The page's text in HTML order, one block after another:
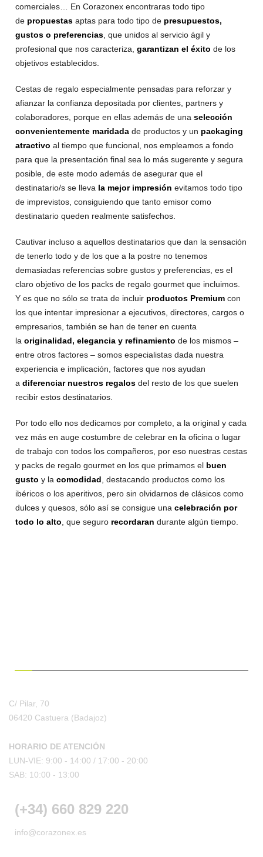
comerciales… En Corazonex encontraras todo tipo
de propuestasaptas para todo tipo de presupuestos,
gustos o preferencias , que unidos al servicio ágil y
profesional que nos caracteriza,garantizan el éxito de los
objetivos establecidos.
Cestas de regalo especialmente pensadas para reforzar y
afianzar la confianza depositada por clientes, partners y
colaboradores, porque en ellas además de unaselección
convenientemente maridada de productos y un packaging
atractivo al tiempo que funcional, nos empleamos a fondo
para que la presentación final sea lo más sugerente y segura
posible, de este modo además de asegurar que el
destinatario/s se lleva la mejor impresión evitamos todo tipo
de imprevistos, consiguiendo que tanto emisor como
destinatario queden realmente satisfechos.
Cautivar incluso a aquellos destinatarios que dan la sensación
de tenerlo todo y de los que a la postre no tenemos
demasiadas referencias sobre gustos y preferencias, es el
claro objetivo de los packs de regalo gourmet que incluimos.
Y es que no sólo se trata de incluir productos Premium con
los que intentar impresionar a ejecutivos, directores, cargos o
empresarios, también se han de tener en cuenta
laoriginalidad, elegancia y refinamiento de los mismos –
entre otros factores – somos especialistas dada nuestra
experiencia e implicación, factores que nos ayudan
adiferenciar nuestros regalos del resto de los que suelen
recibir estos destinatarios.
Por todo ello nos dedicamos por completo, a la original y cada
vez más en auge costumbre de celebrar en la oficina o lugar
de trabajo con todos los compañeros, por eso nuestras cestas
y packs de regalo gourmet en los que primamos el buen
gusto y lacomodidad , destacando productos como los
ibéricos o los aperitivos, pero sin olvidarnos de clásicos como
dulces y quesos, sólo así se consigue unacelebración por
todo lo alto , que seguro recordaran durante algún tiempo.
C/ Pilar, 70
06420 Castuera (Badajoz)
HORARIO DE ATENCIÓN
LUN-VIE: 9:00 - 14:00 / 17:00 - 20:00
SAB: 10:00 - 13:00
(+34) 660 829 220
info@corazonex.es